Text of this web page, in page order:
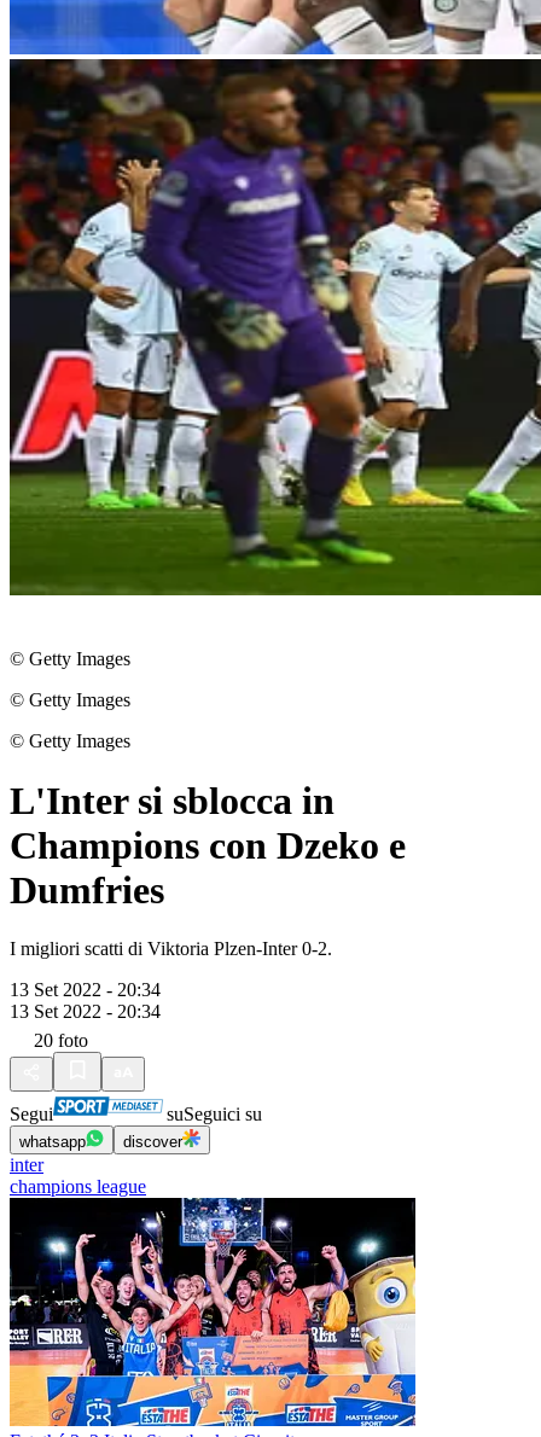
© Getty Images
© Getty Images
© Getty Images
L'Inter si sblocca in
Champions con Dzeko e
Dumfries
I migliori scatti di Viktoria Plzen-Inter 0-2.
13 Set 2022 - 20:34
13 Set 2022 - 20:34
20 foto
Segui suSeguici su
whatsapp discover
inter
champions league